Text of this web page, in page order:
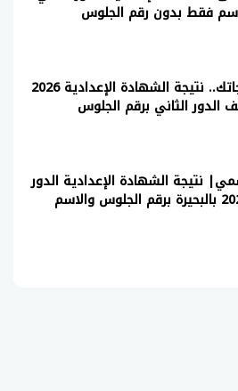
اعرف درجاتك.. نتيجة الشهادة الإعدادية 2026
الدور الثاني برقم الجلوس
نتيجة الشهادة الإعدادية الدور